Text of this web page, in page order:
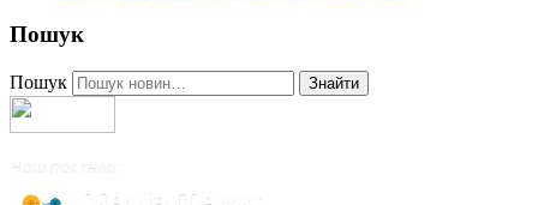
Пошук
Пошук Знайти